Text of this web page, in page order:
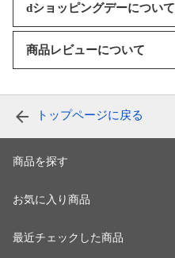
dショッピングデーについて
商品レビューについて
トップページに戻る
商品を探す
お気に入り商品
最近チェックした商品